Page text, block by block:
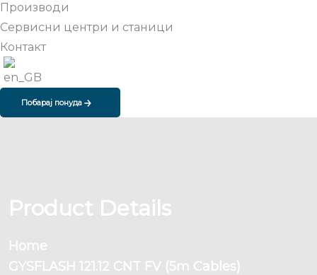
Производи
Сервисни центри и станици
Контакт
Побарај понуда
Product Details
Home
GYSFLASH 121.12 CNT FV (5m Cables)